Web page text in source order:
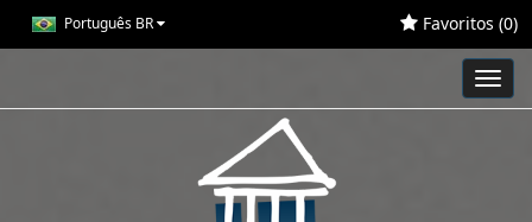
Português BR Favoritos (0)